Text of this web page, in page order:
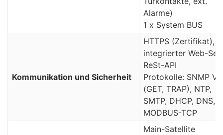
Alarme)
1 x System BUS
Kommunikation und Sicherheit
HTTPS (Zertifikat),
integrierter Web-
ReSt-API
Protokolle: SNMP
(GET, TRAP), NTP,
SMTP, DHCP, DNS,
MODBUS-TCP
Main-Satellite